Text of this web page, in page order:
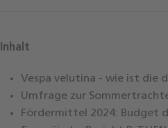
Inhalt
Vespa velutina - wie ist die
Umfrage zur
Fördermittel 2024: Budget